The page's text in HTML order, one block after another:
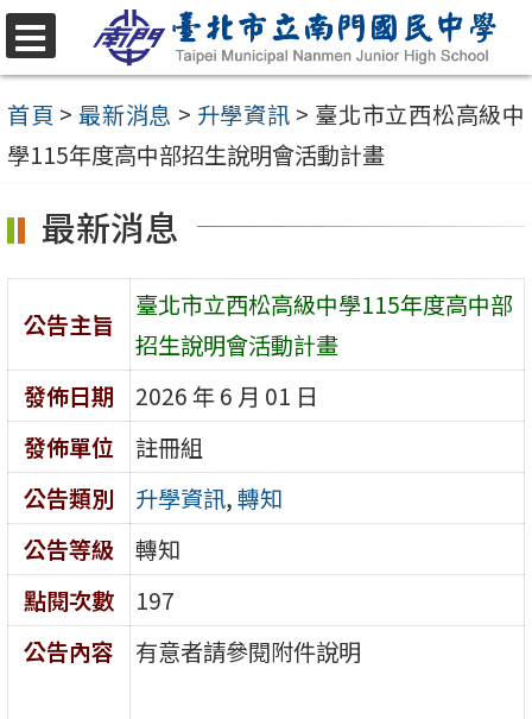
跳
至
主
要
容
選
單
首頁 > 最新消息 > 升學資訊 > 臺北市立西松高級中
學115年度高中部招生說明會活動計畫
最新消息
公告主旨
臺北市立西松高級中學115年度高中部
招生說明會活動計畫
發佈日期
2026 年 6 月 01 日
發佈單位
註冊組
公告類別
升學資訊,轉知
公告等級
轉知
點閱次數
197
公告內容
有意者請參閱附件說明